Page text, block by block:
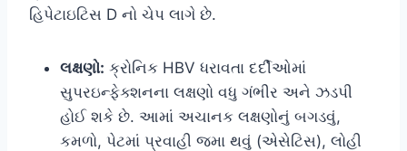
હિપેટાઇટિસ D નો ચેપ લાગે છે.
લક્ષણો: ક્રોનિક HBV ધરાવતા દર્દીઓમાં
સુપરઇન્ફેક્શનના લક્ષણો વધુ ગંભીર અને ઝડપી
હોઈ શકે છે. આમાં અચાનક લક્ષણોનું બગડવું,
કમળો, પેટમાં પ્રવાહી જમા થવું (એસેટિસ), લોહી